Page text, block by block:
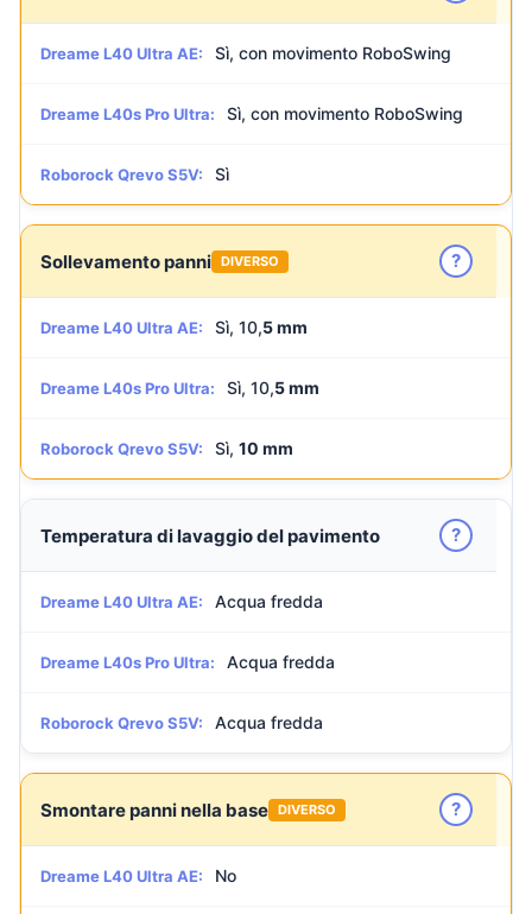
Dreame L40 Ultra AE: Sì, con movimento RoboSwing
Dreame L40s Pro Ultra: Sì, con movimento RoboSwing
Roborock Qrevo S5V: Sì
Sollevamento panni DIVERSO ?
Dreame L40 Ultra AE: Sì, 10,5 mm
Dreame L40s Pro Ultra: Sì, 10,5 mm
Roborock Qrevo S5V: Sì, 10 mm
Temperatura di lavaggio del pavimento ?
Dreame L40 Ultra AE: Acqua fredda
Dreame L40s Pro Ultra: Acqua fredda
Roborock Qrevo S5V: Acqua fredda
Smontare panni nella base DIVERSO ?
Dreame L40 Ultra AE: No